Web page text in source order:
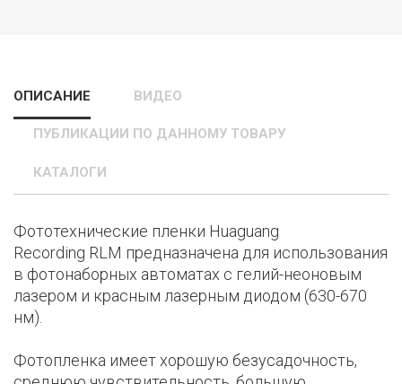
ОПИСАНИЕ ВИДЕО
ПУБЛИКАЦИИ ПО ДАННОМУ ТОВАРУ
КАТАЛОГИ
Фототехнические пленки Huaguang
Recording RLM предназначена для использования
в фотонаборных автоматах с гелий-неоновым
лазером и красным лазерным диодом (630-670
нм).
Фотопленка имеет хорошую безусадочность,